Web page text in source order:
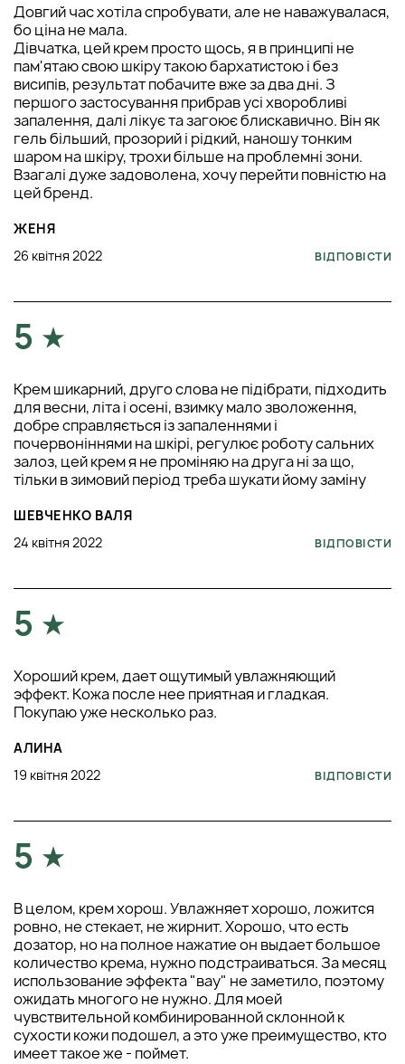
Довгий час хотіла спробувати, але не наважувалася,
бо ціна не мала.
Дівчатка, цей крем просто щось, я в принципі не
пам'ятаю свою шкіру такою бархатистою і без
висипів, результат побачите вже за два дні. З
першого застосування прибрав усі хворобливі
запалення, далі лікує та загоює блискавично. Він як
гель більший, прозорий і рідкий, наношу тонким
шаром на шкіру, трохи більше на проблемні зони.
Взагалі дуже задоволена, хочу перейти повністю на
цей бренд.
ЖЕНЯ
26 квітня 2022
ВІДПОВІСТИ
5
Крем шикарний, друго слова не підібрати, підходить
для весни, літа і осені, взимку мало зволоження,
добре справляється із запаленнями і
почервоніннями на шкірі, регулює роботу сальних
залоз, цей крем я не проміняю на друга ні за що,
тільки в зимовий період треба шукати йому заміну
ШЕВЧЕНКО ВАЛЯ
24 квітня 2022
ВІДПОВІСТИ
5
Хороший крем, дает ощутимый увлажняющий
эффект. Кожа после нее приятная и гладкая.
Покупаю уже несколько раз.
АЛИНА
19 квітня 2022
ВІДПОВІСТИ
5
В целом, крем хорош. Увлажняет хорошо, ложится
ровно, не стекает, не жирнит. Хорошо, что есть
дозатор, но на полное нажатие он выдает большое
количество крема, нужно подстраиваться. За месяц
использование эффекта "вау" не заметило, поэтому
ожидать многого не нужно. Для моей
чувствительной комбинированной склонной к
сухости кожи подошел, а это уже преимущество, кто
имеет такое же - поймет.